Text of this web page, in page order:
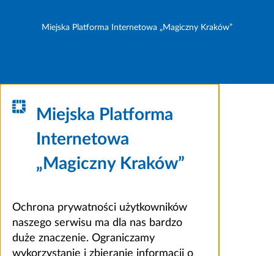
Miejska Platforma Internetowa „Magiczny Kraków”
Miejska Platforma
Internetowa
„Magiczny Kraków”
Ochrona prywatności użytkowników
naszego serwisu ma dla nas bardzo
duże znaczenie. Ograniczamy
wykorzystanie i zbieranie informacji o